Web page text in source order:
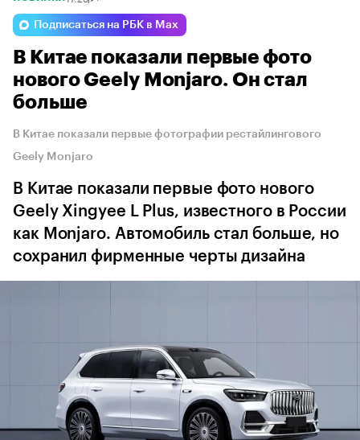
Подписаться на РБК в Max
В Китае показали первые фото
нового Geely Monjaro. Он стал
больше
В Китае показали первые фотографии рестайлингового
Geely Monjaro
В Китае показали первые фото нового
Geely Xingyee L Plus, известного в России
как Monjaro. Автомобиль стал больше, но
сохранил фирменные черты дизайна